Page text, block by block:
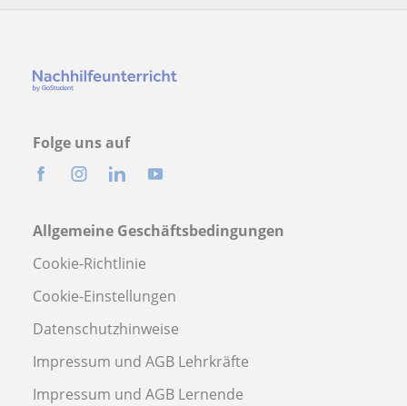
Folge uns auf
Allgemeine Geschäftsbedingungen
Cookie-Richtlinie
Cookie-Einstellungen
Datenschutzhinweise
Impressum und AGB Lehrkräfte
Impressum und AGB Lernende